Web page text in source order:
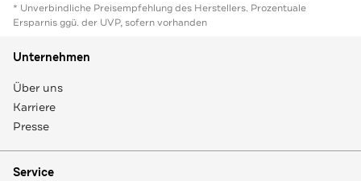
* Unverbindliche Preisempfehlung des Herstellers. Prozentuale
Ersparnis ggü. der UVP, sofern vorhanden
Unternehmen
Über uns
Karriere
Presse
Service